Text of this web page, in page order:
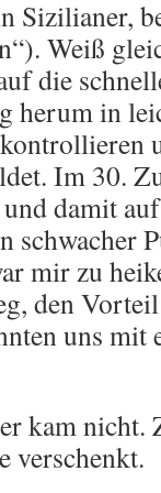
Sizilianer,
Weiß
die
herum in
Im 30.
damit
schwacher
mir zu
den
uns mit
kam nicht.
verschenkt.